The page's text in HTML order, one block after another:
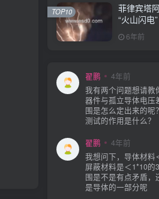
菲律宾塔
“火山闪电”
6年前
TOP10
翟鹏 4年前
我有两个问题想请教
器件与孤立导体电压
围是怎么定出来的呢
测试的作用是什么？
翟鹏 4年前
我想问下，导体材料
屏蔽材料是＜1*10的
围是不是有点矛盾，
是导体的一部分呢